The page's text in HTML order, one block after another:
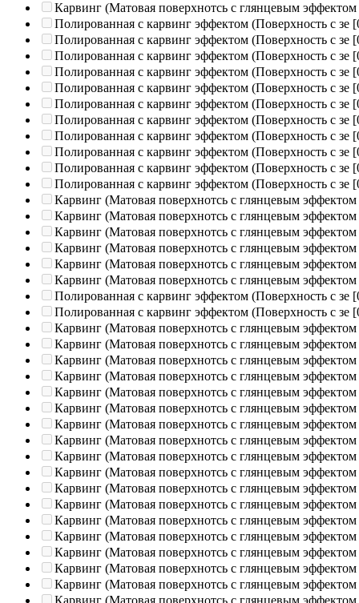
Карвинг (Матовая поверхнотсь с глянцевым эффектом
Полированная c карвинг эффектом (Поверхность с зе
Полированная c карвинг эффектом (Поверхность с зе
Полированная c карвинг эффектом (Поверхность с зе
Полированная c карвинг эффектом (Поверхность с зе
Полированная c карвинг эффектом (Поверхность с зе
Полированная c карвинг эффектом (Поверхность с зе
Полированная c карвинг эффектом (Поверхность с зе
Полированная c карвинг эффектом (Поверхность с зе
Полированная c карвинг эффектом (Поверхность с зе
Полированная c карвинг эффектом (Поверхность с зе
Полированная c карвинг эффектом (Поверхность с зе
Карвинг (Матовая поверхнотсь с глянцевым эффектом
Карвинг (Матовая поверхнотсь с глянцевым эффектом
Карвинг (Матовая поверхнотсь с глянцевым эффектом
Карвинг (Матовая поверхнотсь с глянцевым эффектом
Карвинг (Матовая поверхнотсь с глянцевым эффектом
Карвинг (Матовая поверхнотсь с глянцевым эффектом
Полированная c карвинг эффектом (Поверхность с зе
Полированная c карвинг эффектом (Поверхность с зе
Карвинг (Матовая поверхнотсь с глянцевым эффектом
Карвинг (Матовая поверхнотсь с глянцевым эффектом
Карвинг (Матовая поверхнотсь с глянцевым эффектом
Карвинг (Матовая поверхнотсь с глянцевым эффектом
Карвинг (Матовая поверхнотсь с глянцевым эффектом
Карвинг (Матовая поверхнотсь с глянцевым эффектом
Карвинг (Матовая поверхнотсь с глянцевым эффектом
Карвинг (Матовая поверхнотсь с глянцевым эффектом
Карвинг (Матовая поверхнотсь с глянцевым эффектом
Карвинг (Матовая поверхнотсь с глянцевым эффектом
Карвинг (Матовая поверхнотсь с глянцевым эффектом
Карвинг (Матовая поверхнотсь с глянцевым эффектом
Карвинг (Матовая поверхнотсь с глянцевым эффектом
Карвинг (Матовая поверхнотсь с глянцевым эффектом
Карвинг (Матовая поверхнотсь с глянцевым эффектом
Карвинг (Матовая поверхнотсь с глянцевым эффектом
Карвинг (Матовая поверхнотсь с глянцевым эффектом